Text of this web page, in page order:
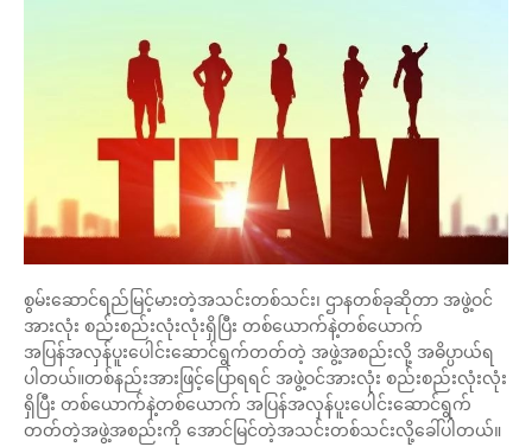
စွမ်းဆောင်ရည်မြင့်မားတဲ့အသင်းတစ်သင်း၊ ဌာနတစ်ခုဆိုတာ အဖွဲ့ဝင်
အားလုံး စည်းစည်းလုံးလုံးရှိပြီး တစ်ယောက်နဲ့တစ်ယောက်
အပြန်အလှန်ပူးပေါင်းဆောင်ရွက်တတ်တဲ့ အဖွဲ့အစည်းလို့ အဓိပ္ပာယ်ရ
ပါတယ်။တစ်နည်းအားဖြင့်ပြောရရင် အဖွဲ့ဝင်အားလုံး စည်းစည်းလုံးလုံး
ရှိပြီး တစ်ယောက်နဲ့တစ်ယောက် အပြန်အလှန်ပူးပေါင်းဆောင်ရွက်
တတ်တဲ့အဖွဲ့အစည်းကို အောင်မြင်တဲ့အသင်းတစ်သင်းလို့ခေါ်ပါတယ်။